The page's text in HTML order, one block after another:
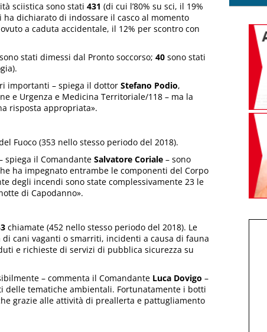
sciistica sono stati 431 (di cui l’80% su sci, il 19%
ha dichiarato di indossare il casco al momento
a caduta accidentale, il 12% per scontro con
stati dimessi dal Pronto soccorso; 40 sono stati
importanti – spiega il dottor Stefano Podio,
e Urgenza e Medicina Territoriale/118 – ma la
risposta appropriata».
Fuoco (353 nello stesso periodo del 2018).
spiega il Comandante Salvatore Coriale – sono
ha impegnato entrambe le componenti del Corpo
degli incendi sono state complessivamente 23 le
di Capodanno».
chiamate (452 nello stesso periodo del 2018). Le
cani vaganti o smarriti, incidenti a causa di fauna
e richieste di servizi di pubblica sicurezza su
– commenta il Comandante Luca Dovigo –
tematiche ambientali. Fortunatamente i botti
grazie alle attività di preallerta e pattugliamento